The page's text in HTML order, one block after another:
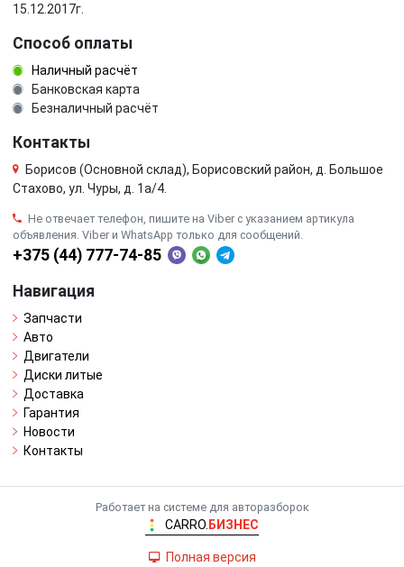
15.12.2017г.
Способ оплаты
Наличный расчёт
Банковская карта
Безналичный расчёт
Контакты
Борисов (Основной склад), Борисовский район, д. Большое
Стахово, ул. Чуры, д. 1a/4.
Не отвечает телефон, пишите на Viber с указанием артикула
объявления. Viber и WhatsApp только для сообщений.
+375 (44) 777-74-85
Навигация
Запчасти
Авто
Двигатели
Диски литые
Доставка
Гарантия
Новости
Контакты
Работает на системе для авторазборок
CARRO. БИЗНЕС
Полная версия